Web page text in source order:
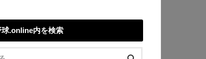
球.online内を検索